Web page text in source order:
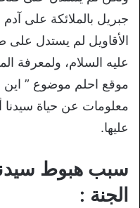
جبريل بالملائكة على
الأقاويل لم يستدل على
عليه السلام، ولمعرفة
موقع احلم موضوع ” اين
معلومات عن حياة سيدنا
عليها.
سبب هبوط
الجنة :